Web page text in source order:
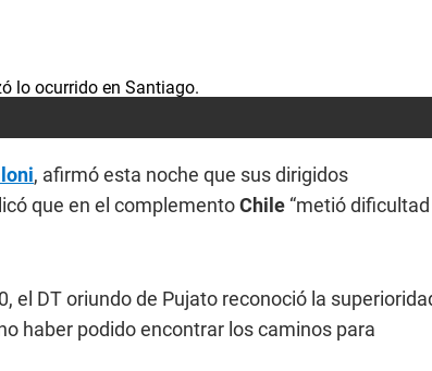
, afirmó esta noche que sus dirigidos
que en el complementoChile “metió
el DT oriundo de Pujato reconoció la
haber podido encontrar los caminos para